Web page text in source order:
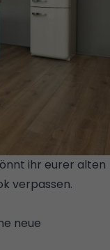
ihr eurer alten
verpassen.
neue